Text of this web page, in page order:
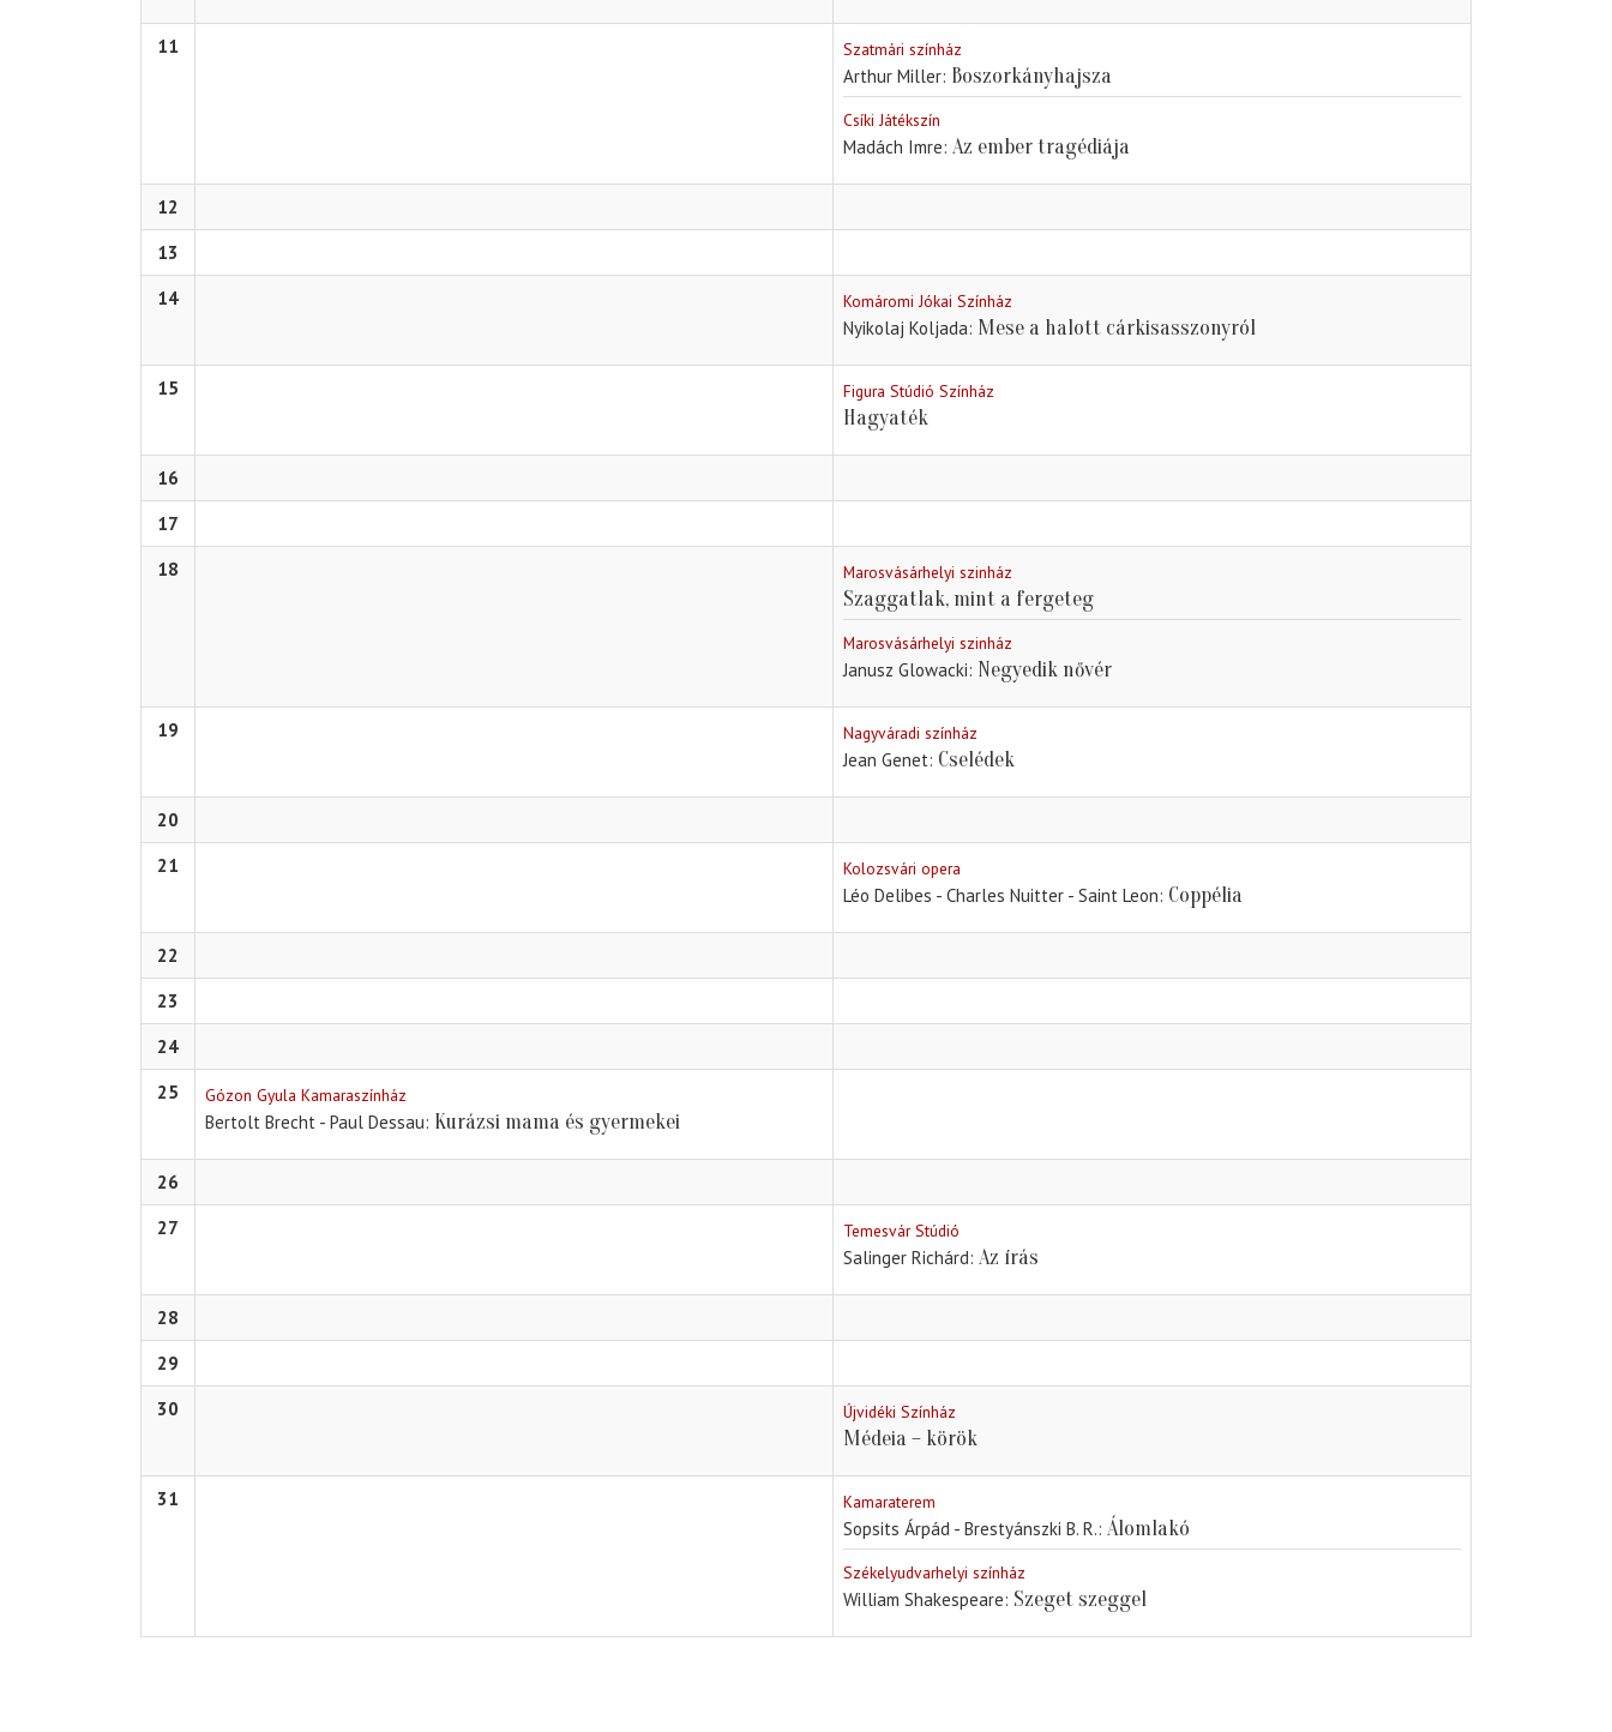
11 Szatmári színház
Arthur Miller Boszorkányhajsza
Csíki Játékszín
Madách Imre Az ember tragédiája
12
13
14
Komáromi Jókai Színház
Nyikolaj Koljada Mese a halott cárkisasszonyról
15 Figura Stúdió Színház
Hagyaték
16
17
18
Marosvásárhelyi szinház
Szaggatlak, mint a fergeteg
Marosvásárhelyi szinház
Janusz Glowacki Negyedik nővér
19 Nagyváradi színház
Jean Genet Cselédek
20
21
Kolozsvári opera
Léo Delibes - Charles Nuitter - Saint Leon Coppélia
22
23
24
25
Gózon Gyula Kamaraszínház
Bertolt Brecht - Paul Dessau Kurázsi mama és gyermekei
26
27
Temesvár Stúdió
Salinger Richárd Az írás
28
29
30
Újvidéki Színház
Médeia – körök
31 Kamaraterem
Sopsits Árpád - Brestyánszki B. R. Álomlakó
Székelyudvarhelyi színház
William Shakespeare Szeget szeggel